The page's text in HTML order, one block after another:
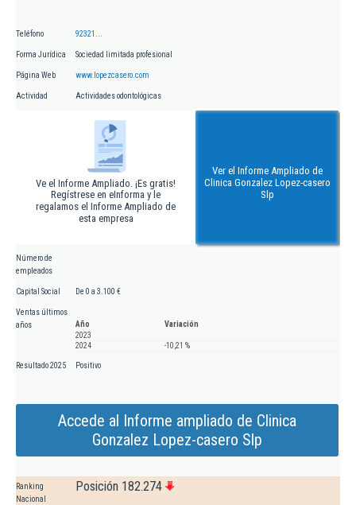
Teléfono 92321...
Forma Jurídica Sociedad limitada profesional
Página Web www.lopezcasero.com
Actividad Actividades odontológicas
Ve el Informe Ampliado. ¡Es gratis!
Regístrese en eInforma y le
regalamos el Informe Ampliado de
esta empresa
Ver el Informe Ampliado de
Clinica Gonzalez Lopez-casero
Slp
Número de
empleados
Capital Social De 0 a 3.100 €
Ventas últimos
años
Año
Variación
2023
2024
-10,21 %
Resultado 2025 Positivo
Accede al Informe ampliado de Clinica
Gonzalez Lopez-casero Slp
Ranking
Nacional
Posición 182.274